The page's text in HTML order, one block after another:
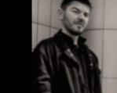
Виконавці:
Дудко (Бас,)